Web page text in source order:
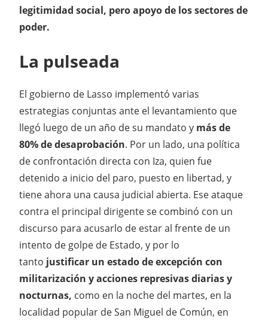
legitimidad social, pero apoyo de los sectores de
poder.
La pulseada
El gobierno de Lasso implementó varias
estrategias conjuntas ante el levantamiento que
llegó luego de un año de su mandato y más de
80% de desaprobación. Por un lado, una política
de confrontación directa con Iza, quien fue
detenido a inicio del paro, puesto en libertad, y
tiene ahora una causa judicial abierta. Ese ataque
contra el principal dirigente se combinó con un
discurso para acusarlo de estar al frente de un
intento de golpe de Estado, y por lo
tanto justificar un estado de excepción con
militarización y acciones represivas diarias y
nocturnas, como en la noche del martes, en la
localidad popular de San Miguel de Común, en